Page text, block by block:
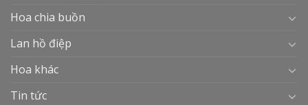
Hoa chia buồn
Lan hồ điệp
Hoa khác
Tin tức